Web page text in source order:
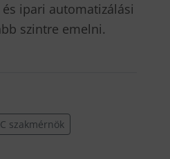
és ipari automatizálási
szintre emelni.
szakmérnök